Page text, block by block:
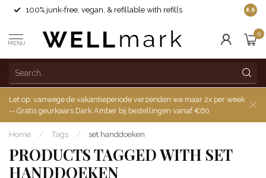
100% junk-free, vegan, & refillable with refills 8.6
MENU
0
Let op: vanwege de vakantieperiode verzenden we maar 2x per week
-- Gratis geurkaars Dark Amber bij bestellingen vanaf €60
Home / Tags / set handdoeken
PRODUCTS TAGGED WITH SET
HANDDOEKEN